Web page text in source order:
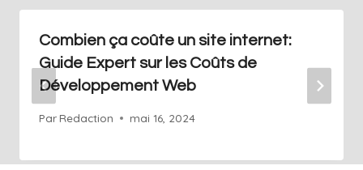
Combien ça coûte un site internet:
Guide Expert sur les Coûts de
Développement Web
Par Redaction mai 16, 2024